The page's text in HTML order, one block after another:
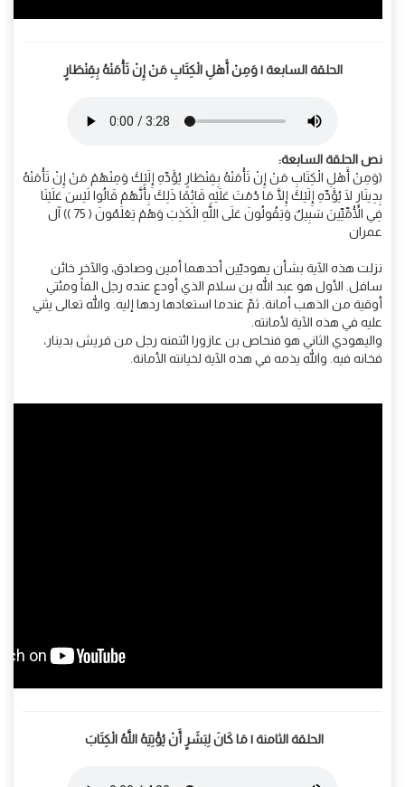
الحلقة السابعة | وَمِنْ أَهْلِ الْكِتَابِ مَنْ إِنْ تَأْمَنْهُ بِقِنْطَارٍ
نص الحلقة السابعة:
(وَمِنْ أَهْلِ الْكِتَابِ مَنْ إِنْ تَأْمَنْهُ بِقِنْطَارٍ يُؤَدِّهِ إِلَيْكَ وَمِنْهُمْ مَنْ إِنْ تَأْمَنْهُ
بِدِينَارٍ لَا يُؤَدِّهِ إِلَيْكَ إِلَّا مَا دُمْتَ عَلَيْهِ قَائِمًا ذَلِكَ بِأَنَّهُمْ قَالُوا لَيْسَ عَلَيْنَا
فِي الْأُمِّيِّينَ سَبِيلٌ وَيَقُولُونَ عَلَى اللَّهِ الْكَذِبَ وَهُمْ يَعْلَمُونَ ( 75 )) آل
عمران
نزلت هذه الآية بشأن يهوديّين أحدهما أمين وصادق، والآخر خائن
سافل. الأول هو عبد الله بن سلام الذي أودع عنده رجل الفاً ومئتي
أوقية من الذهب أمانة. ثمّ عندما استعادها ردها إليه. والله تعالى يثني
عليه في هذه الآية لأمانته.
واليهودي الثاني هو فنحاص بن عازورا ائتمنه رجل من قريش بدينار،
فخانه فيه. والله يذمه في هذه الآية لخيانته الأمانة.
الحلقة الثامنة | مَا كَانَ لِبَشَرٍ أَنْ يُؤْتِيَهُ اللَّهُ الْكِتَابَ